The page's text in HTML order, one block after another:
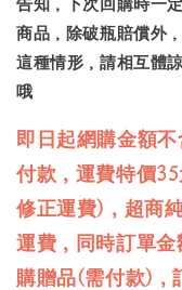
告知，下次回購時一
商品，除破瓶賠償外
這種情形，請相互體
哦
即日起網購金額
付款，運費特價
修正運費)，超商
運費，同時訂單
購贈品(需付款)，